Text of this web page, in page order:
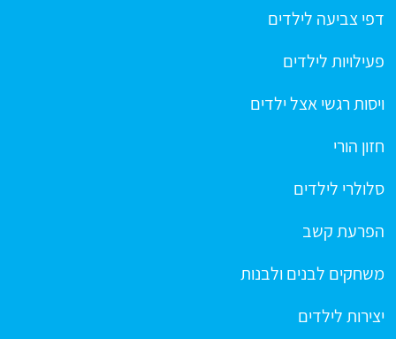
דפי צביעה לילדים
פעילויות לילדים
ויסות רגשי אצל ילדים
חזון הורי
סלולרי לילדים
הפרעת קשב
משחקים לבנים ולבנות
יצירות לילדים